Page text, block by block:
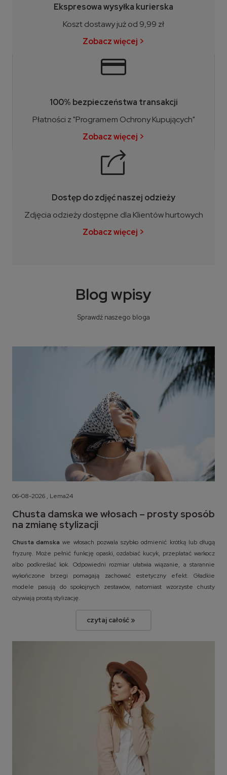
Ekspresowa wysyłka kurierska
Koszt dostawy już od 9,99 zł
Zobacz więcej >
100% bezpieczeństwa transakcji
Płatności z "Programem Ochrony Kupujących"
Zobacz więcej >
Dostęp do zdjęć naszej odzieży
Zdjęcia odzieży dostępne dla Klientów hurtowych
Zobacz więcej >
Blog wpisy
Sprawdź naszego bloga
06-08-2026 , Lema24
Chusta damska we włosach – prosty sposób
na zmianę stylizacji
Chusta damska we włosach pozwala szybko odmienić krótką lub długą
fryzurę. Może pełnić funkcję opaski, ozdabiać kucyk, przeplatać warkocz
albo podkreślać kok. Odpowiedni rozmiar ułatwia wiązanie, a starannie
wykończone brzegi pomagają zachować estetyczny efekt. Gładkie
modele pasują do spokojnych zestawów, natomiast wzorzyste chusty
ożywiają prostą stylizację.
czytaj całość »